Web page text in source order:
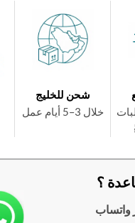
شحن للخليج
خلال 3–5 أيام عمل
؟
واتساب